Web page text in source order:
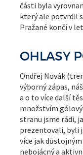
části byla
který ale potvrdil
Pražané končí v
OHLASY
Ondřej Novák
výborný zápas,
a o to více další
množstvím
stranu jsme rádi,
prezentovali, byli
více jak
nebojácný a